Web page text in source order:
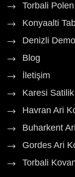
Torbali
Konyaalti
Denizli
Blog
İletişim
Karesi
Havran Ari
Buharkent
Gordes Ari
Torbali